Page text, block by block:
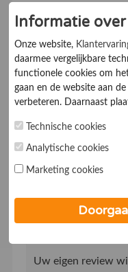
Ik ga akkoord met
Uw eigen review
Informatie
Onze website,
daarmee vergelijkbare
functionele cookies om
gaan en de website aan
verbeteren. Daarnaast
marketing cookies worden
toestemming voor deze
op ieder moment
Technische cookies
Analytische cookies
Marketing cookies